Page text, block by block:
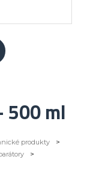
500 ml
produkty
>
>